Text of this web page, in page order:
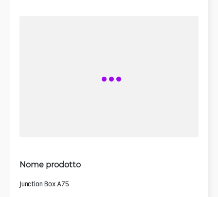
Nome prodotto
Junction Box A75